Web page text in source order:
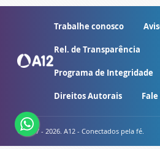
Trabalhe conosco
Rel. de Transparência
Programa de Integridade
Direitos Autorais
© 2007 - 2026. A12 - Conectados pela fé.